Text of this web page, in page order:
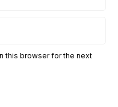
this browser for the next